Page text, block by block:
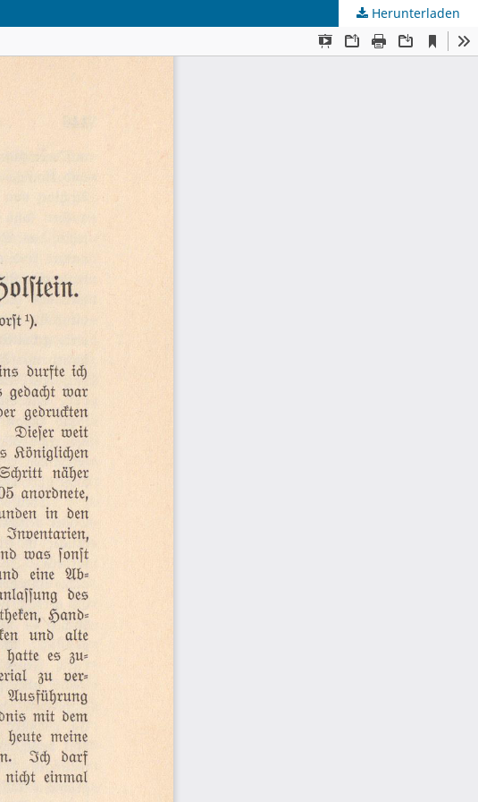
Herunterladen